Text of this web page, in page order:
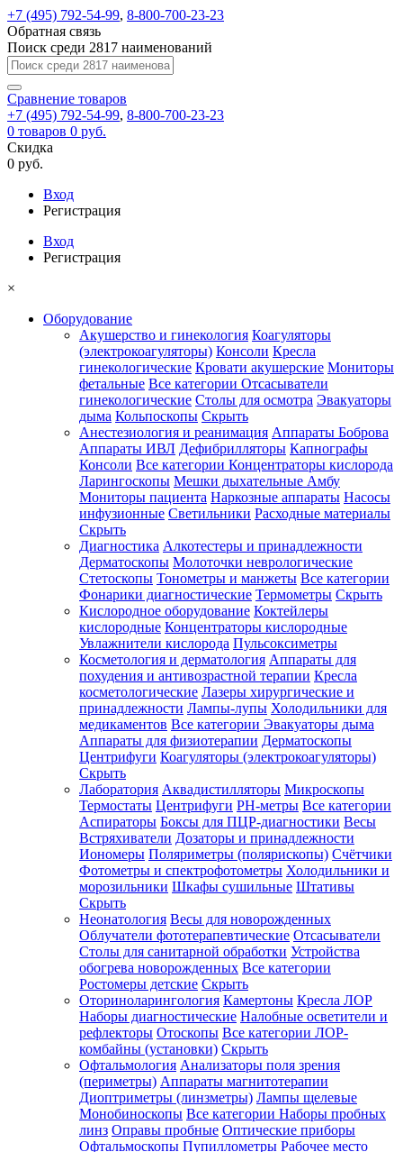
+7 (495) 792-54-99, 8-800-700-23-23
Обратная связь
Поиск среди 2817 наименований
Сравнение товаров
+7 (495) 792-54-99, 8-800-700-23-23
0 товаров 0 руб.
Скидка
0 руб.
Вход
Регистрация
Вход
Регистрация
×
Оборудование
Акушерство и гинекология Коагуляторы
(электрокоагуляторы) Консоли Кресла
гинекологические Кровати акушерские Мониторы
фетальные Все категории Отсасыватели
гинекологические Столы для осмотра Эвакуаторы
дыма Кольпоскопы Скрыть
Анестезиология и реанимация Аппараты Боброва
Аппараты ИВЛ Дефибрилляторы Капнографы
Консоли Все категории Концентраторы кислорода
Ларингоскопы Мешки дыхательные Амбу
Мониторы пациента Наркозные аппараты Насосы
инфузионные Светильники Расходные материалы
Скрыть
Диагностика Алкотестеры и принадлежности
Дерматоскопы Молоточки неврологические
Стетоскопы Тонометры и манжеты Все категории
Фонарики диагностические Термометры Скрыть
Кислородное оборудование Коктейлеры
кислородные Концентраторы кислородные
Увлажнители кислорода Пульсоксиметры
Косметология и дерматология Аппараты для
похудения и антивозрастной терапии Кресла
косметологические Лазеры хирургические и
принадлежности Лампы-лупы Холодильники для
медикаментов Все категории Эвакуаторы дыма
Аппараты для физиотерапии Дерматоскопы
Центрифуги Коагуляторы (электрокоагуляторы)
Скрыть
Лаборатория Аквадистилляторы Микроскопы
Термостаты Центрифуги PH-метры Все категории
Аспираторы Боксы для ПЦР-диагностики Весы
Встряхиватели Дозаторы и принадлежности
Иономеры Поляриметры (полярископы) Счётчики
Фотометры и спектрофотометры Холодильники и
морозильники Шкафы сушильные Штативы
Скрыть
Неонатология Весы для новорожденных
Облучатели фототерапевтические Отсасыватели
Столы для санитарной обработки Устройства
обогрева новорожденных Все категории
Ростомеры детские Скрыть
Оториноларингология Камертоны Кресла ЛОР
Наборы диагностические Налобные осветители и
рефлекторы Отоскопы Все категории ЛОР-
комбайны (установки) Скрыть
Офтальмология Анализаторы поля зрения
(периметры) Аппараты магнитотерапии
Диоптриметры (линзметры) Лампы щелевые
Монобиноскопы Все категории Наборы пробных
линз Оправы пробные Оптические приборы
Офтальмоскопы Пупиллометры Рабочее место